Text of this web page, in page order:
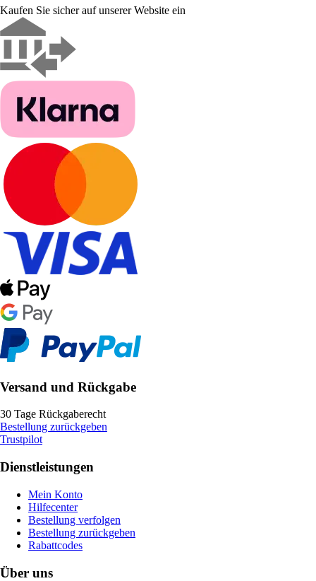
Kaufen Sie sicher auf unserer Website ein
Versand und Rückgabe
30 Tage Rückgaberecht
Bestellung zurückgeben
Trustpilot
Dienstleistungen
Mein Konto
Hilfecenter
Bestellung verfolgen
Bestellung zurückgeben
Rabattcodes
Über uns